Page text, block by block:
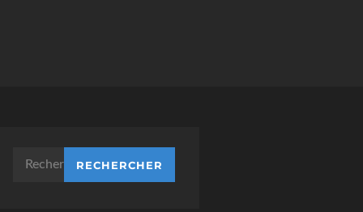
Rechercher :